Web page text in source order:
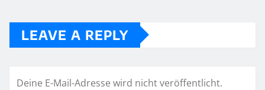
LEAVE A REPLY
Deine E-Mail-Adresse wird nicht veröffentlicht.